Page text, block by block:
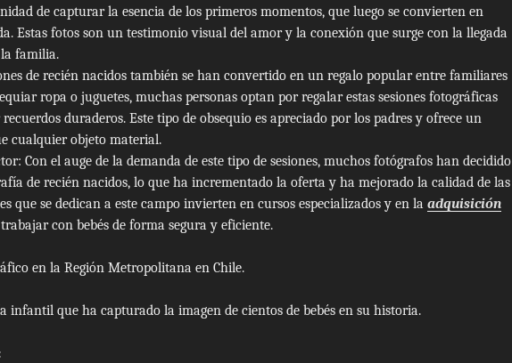
de capturar la esencia de los primeros momentos, que luego se convierten en
Estas fotos son un testimonio visual del amor y la conexión que surge con la llegada
familia.
de recién nacidos también se han convertido en un regalo popular entre familiares
ropa o juguetes, muchas personas optan por regalar estas sesiones fotográficas
duraderos. Este tipo de obsequio es apreciado por los padres y ofrece un
cualquier objeto material.
Con el auge de la demanda de este tipo de sesiones, muchos fotógrafos han decidido
de recién nacidos, lo que ha incrementado la oferta y ha mejorado la calidad de las
que se dedican a este campo invierten en cursos especializados y en la adquisición
con bebés de forma segura y eficiente.
en la Región Metropolitana en Chile.
infantil que ha capturado la imagen de cientos de bebés en su historia.